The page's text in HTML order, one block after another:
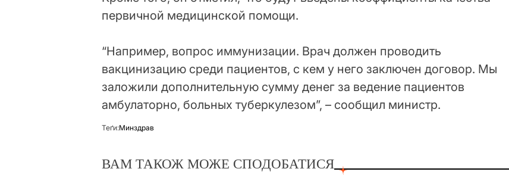
первичной медицинской помощи.
“Например, вопрос иммунизации. Врач должен проводить
вакцинизацию среди пациентов, с кем у него заключен договор. Мы
заложили дополнительную сумму денег за ведение пациентов
амбулаторно, больных туберкулезом”, – сообщил министр.
Теґи:Минздрав
ВАМ ТАКОЖ МОЖЕ СПОДОБАТИСЯ